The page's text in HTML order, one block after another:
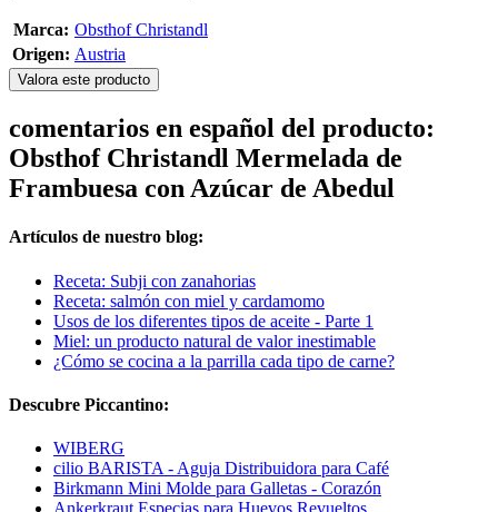
Marca: Obsthof Christandl
Origen: Austria
Valora este producto
comentarios en español del producto:
Obsthof Christandl Mermelada de
Frambuesa con Azúcar de Abedul
Artículos de nuestro blog:
Receta: Subji con zanahorias
Receta: salmón con miel y cardamomo
Usos de los diferentes tipos de aceite - Parte 1
Miel: un producto natural de valor inestimable
¿Cómo se cocina a la parrilla cada tipo de carne?
Descubre Piccantino:
WIBERG
cilio BARISTA - Aguja Distribuidora para Café
Birkmann Mini Molde para Galletas - Corazón